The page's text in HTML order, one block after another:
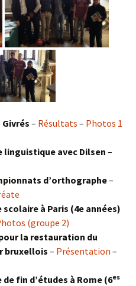
Givrés– Résultats – Photos 1
linguistique avec Dilsen –
d’orthographe–
scolaire à Paris (4e années)
(groupe 2)
la restauration du
bruxellois – Présentation –
de fin d’études à Rome (6es